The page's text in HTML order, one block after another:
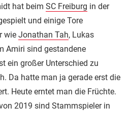
hat beim SC Freiburg in der
und einige Tore
wie Jonathan Tah, Lukas
Amiri sind gestandene
ein großer Unterschied zu
Da hatte man ja gerade erst die
Heute erntet man die Früchte.
2019 sind Stammspieler in